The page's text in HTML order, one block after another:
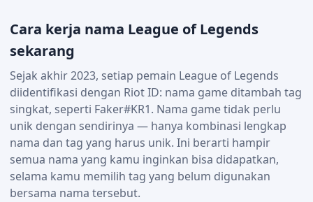
Cara kerja nama League of Legends
sekarang
Sejak akhir 2023, setiap pemain League of Legends
diidentifikasi dengan Riot ID: nama game ditambah tag
singkat, seperti Faker#KR1. Nama game tidak perlu
unik dengan sendirinya — hanya kombinasi lengkap
nama dan tag yang harus unik. Ini berarti hampir
semua nama yang kamu inginkan bisa didapatkan,
selama kamu memilih tag yang belum digunakan
bersama nama tersebut.